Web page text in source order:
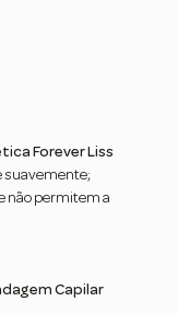
Forever Liss
suavemente;
não permitem a
Capilar